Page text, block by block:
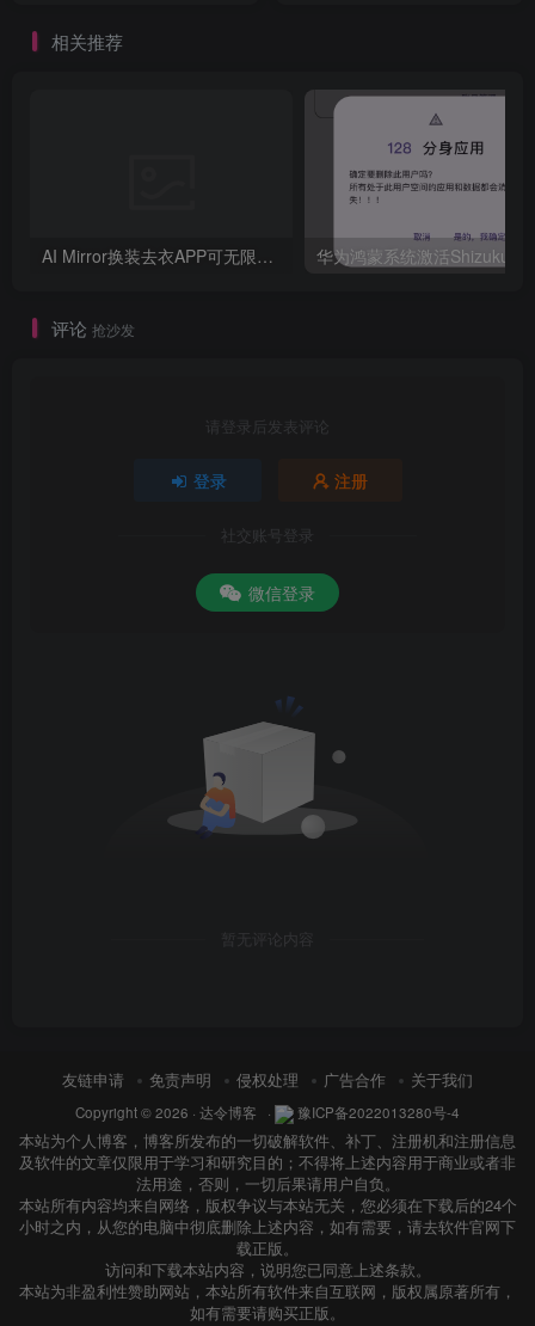
相关推荐
AI Mirror换装去衣APP可无限白嫖！
评论 抢沙发
请登录后发表评论
登录 注册
社交账号登录
微信登录
暂无评论内容
友链申请 免责声明 侵权处理 广告合作 关于我们
Copyright © 2026 · 达令博客 · 豫ICP备2022013280号-4
本站为个人博客，博客所发布的一切破解软件、补丁、注册机和注册信息
及软件的文章仅限用于学习和研究目的；不得将上述内容用于商业或者非
法用途，否则，一切后果请用户自负。
本站所有内容均来自网络，版权争议与本站无关，您必须在下载后的24个
小时之内，从您的电脑中彻底删除上述内容，如有需要，请去软件官网下
载正版。
访问和下载本站内容，说明您已同意上述条款。
本站为非盈利性赞助网站，本站所有软件来自互联网，版权属原著所有，
如有需要请购买正版。